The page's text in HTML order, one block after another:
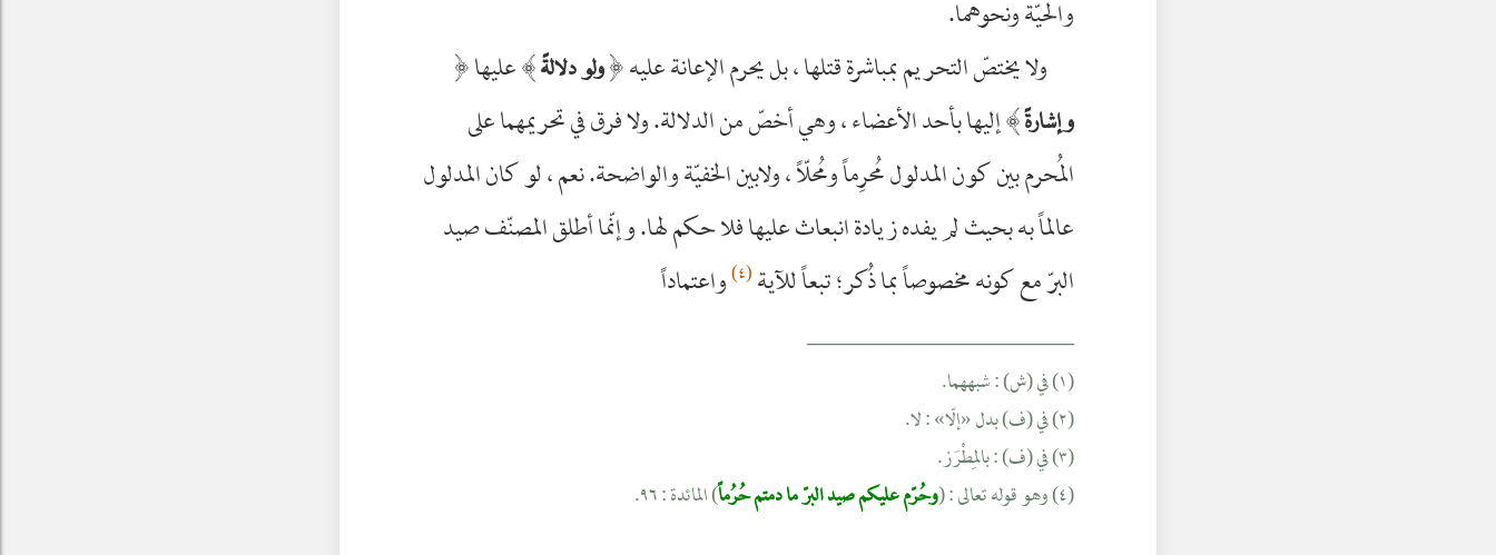
والحيّة ونحوهما.
ولا يختصّ التحريم بمباشرة قتلها ، بل يحرم الإعانة عليه﴿ولو دلالةً﴾عليها﴿
وإشارةً﴾إليها بأحد الأعضاء ، وهي أخصّ من الدلالة. ولا فرق في تحريمهما على
المُحرم بين كون المدلول مُحرِماً ومُحلّاً ، ولابين الخفيّة والواضحة. نعم ، لو كان المدلول
عالماً به بحيث لم يفده زيادة انبعاث عليها فلا حكم لها. وإنّما أطلق المصنّف صيد
البرّ مع كونه مخصوصاً بما ذُكر؛ تبعاً للآية(٤) واعتماداً
____________________
(١) في (ش) : شبههما.
(٢) في (ف) بدل «إلّا» : لا.
(٣) في (ف) : بالمِطْرَز.
(٤) وهو قوله تعالى : (
وحُرّم عليكم صيد البرّ ما دمتم حُرُماً) المائدة : ٩٦.